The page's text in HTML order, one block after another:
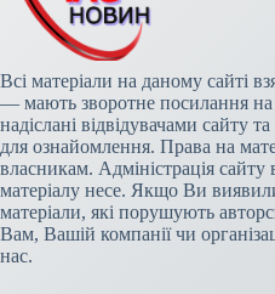
Всі матеріали на даному сайті
— мають зворотне посилання на
надіслані відвідувачами сайту
для ознайомлення. Права на
власникам. Адміністрація сайту
матеріалу несе. Якщо Ви
матеріали, які порушують
Вам, Вашій компанії чи
нас.